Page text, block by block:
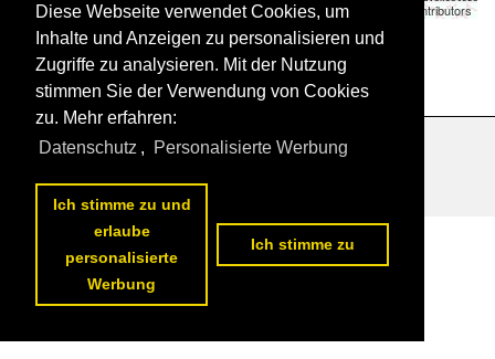
Leaflet| © OpenStreetMap contributors
Daten werden geladen
Datenschutzerklärung| Impressum|Kontakt
Diese Webseite verwendet Cookies, um
Inhalte und Anzeigen zu personalisieren und
Zugriffe zu analysieren. Mit der Nutzung
stimmen Sie der Verwendung von Cookies
zu. Mehr erfahren:
Datenschutz , Personalisierte Werbung
Ich stimme zu und
erlaube
personalisierte
Werbung
Ich stimme zu